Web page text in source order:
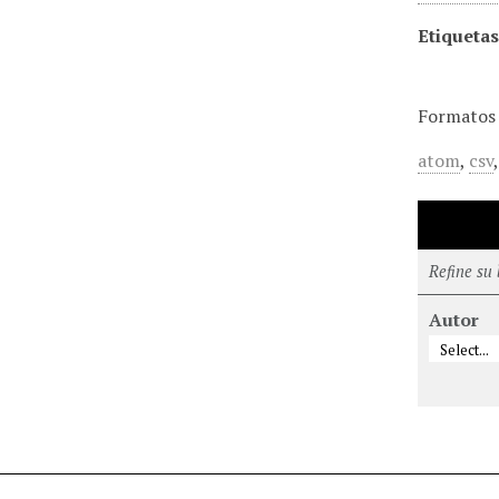
Formatos
atom, csv
Refine su
Autor